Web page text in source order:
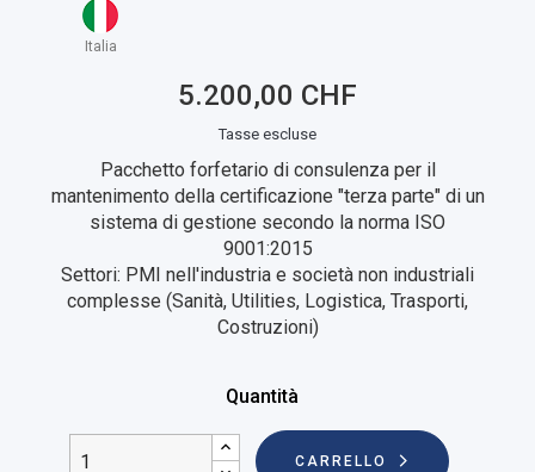
Italia
5.200,00 CHF
Tasse escluse
Pacchetto forfetario di consulenza per il
mantenimento della certificazione "terza parte" di un
sistema di gestione secondo la norma ISO
9001:2015
Settori: PMI nell'industria e società non industriali
complesse (Sanità, Utilities, Logistica, Trasporti,
Costruzioni)
Quantità
CARRELLO